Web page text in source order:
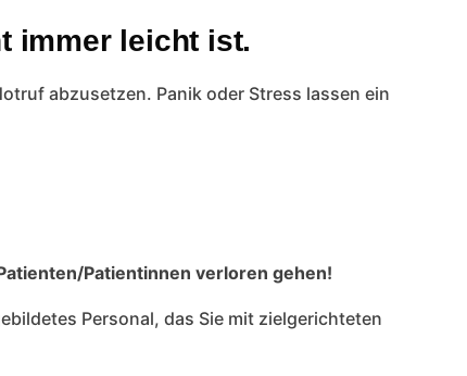
immer leicht ist.
abzusetzen. Panik oder Stress lassen ein
Patientinnen verloren gehen!
Personal, das Sie mit zielgerichteten